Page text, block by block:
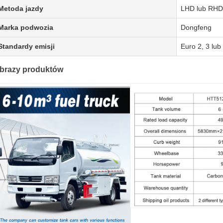
jazdy LHD lub RHD
podwozia Dongfeng
emisji Euro 2, 3 lub
produktów